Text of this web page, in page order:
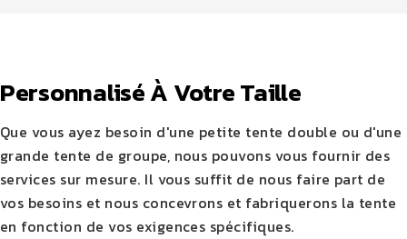
Personnalisé À Votre Taille
Que vous ayez besoin d'une petite tente double ou d'une
grande tente de groupe, nous pouvons vous fournir des
services sur mesure. Il vous suffit de nous faire part de
vos besoins et nous concevrons et fabriquerons la tente
en fonction de vos exigences spécifiques.